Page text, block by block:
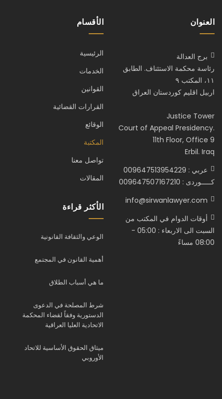
العنوان
برج العدالة
رئاسة محكمة الاستئناف. الطابق
١١، المكتب ٩
اربيل اقليم كوردستان العراق
Justice Tower
Court of Appeal Presidency.
11th Floor, Office 9
Erbil. Iraq
عربي : 009647513954229
كـــــوردى : 009647507167210
info@sirwanlawyer.com
أوقات الدوام في المكتب من
السبت الى الاربعاء : 05:00 -
08:00 مساءً
الأقسام
الرئيسية
الخدمات
القوانين
القرارات القضائية
الوقائع
المكتبة
تواصل معنا
المقالات
الأكثر قراءة
الوعي والثقافة القانونية
أهمية القانون في المجتمع
ما هي أسباب الطلاق
شرط المصلحة في الدعوى
الدستورية وفقاً لقضاء المحكمة
الاتحادية العليا العراقية
ميثاق الحقوق الأساسية للاتحاد
الأوروبي